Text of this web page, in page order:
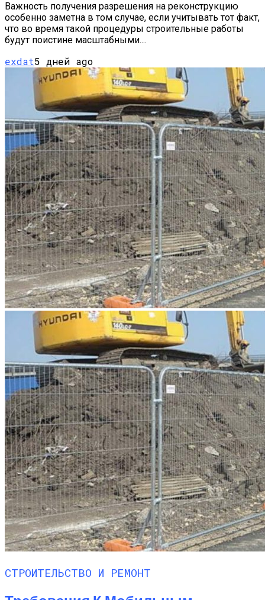
Важность получения разрешения на реконструкцию
особенно заметна в том случае, если учитывать тот факт,
что во время такой процедуры строительные работы
будут поистине масштабными....
exdat5 дней ago
СТРОИТЕЛЬСТВО И РЕМОНТ